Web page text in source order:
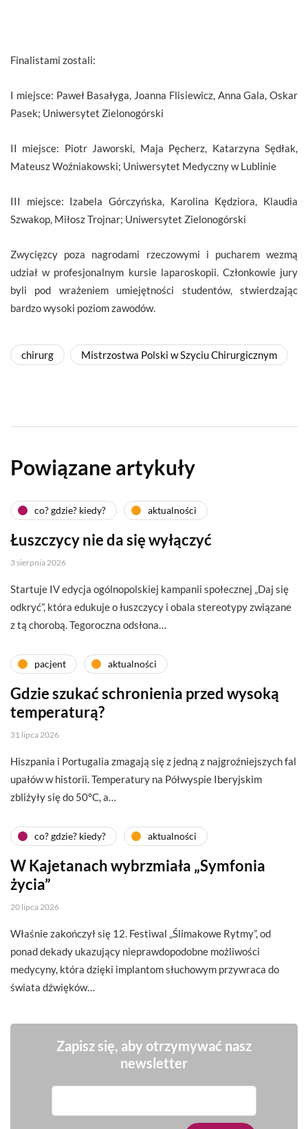
Finalistami zostali:
I miejsce: Paweł Basałyga, Joanna Flisiewicz, Anna Gala, Oskar
Pasek; Uniwersytet Zielonogórski
II miejsce: Piotr Jaworski, Maja Pęcherz, Katarzyna Sędłak,
Mateusz Woźniakowski; Uniwersytet Medyczny w Lublinie
III miejsce: Izabela Górczyńska, Karolina Kędziora, Klaudia
Szwakop, Miłosz Trojnar; Uniwersytet Zielonogórski
Zwycięzcy poza nagrodami rzeczowymi i pucharem wezmą
udział w profesjonalnym kursie laparoskopii. Członkowie jury
byli pod wrażeniem umiejętności studentów, stwierdzając
bardzo wysoki poziom zawodów.
chirurg Mistrzostwa Polski w Szyciu Chirurgicznym
Powiązane artykuły
co? gdzie? kiedy? aktualności
Łuszczycy nie da się wyłączyć
3 sierpnia 2026
Startuje IV edycja ogólnopolskiej kampanii społecznej „Daj się
odkryć”, która edukuje o łuszczycy i obala stereotypy związane
z tą chorobą. Tegoroczna odsłona…
pacjent aktualności
Gdzie szukać schronienia przed wysoką
temperaturą?
31 lipca 2026
Hiszpania i Portugalia zmagają się z jedną z najgroźniejszych fal
upałów w historii. Temperatury na Półwyspie Iberyjskim
zbliżyły się do 50°C, a…
co? gdzie? kiedy? aktualności
W Kajetanach wybrzmiała „Symfonia
życia”
20 lipca 2026
Właśnie zakończył się 12. Festiwal „Ślimakowe Rytmy”, od
ponad dekady ukazujący nieprawdopodobne możliwości
medycyny, która dzięki implantom słuchowym przywraca do
świata dźwięków…
Zapisz się, aby otrzymywać nasz
newsletter